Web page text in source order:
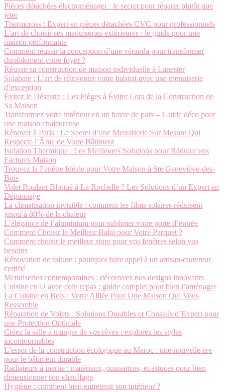
Pièces détachées électroménager : le secret pour réparer plutôt que
jeter
Thermcross : Expert en pièces détachées CVC pour professionnels
L’art de choisir ses menuiseries extérieures : le guide pour une
maison performante
Comment réussir la conception d’une véranda pour transformer
durablement votre foyer ?
Réussir sa construction de maison individuelle à Lanester
Solabaie : L’art de réinventer votre habitat avec une menuiserie
d’exception
Évitez le Désastre : Les Pièges à Éviter Lors de la Construction de
Sa Maison
Transformez votre intérieur en un havre de paix – Guide déco pour
une maison chaleureuse
Rénover à Paris : Le Secret d’une Menuiserie Sur Mesure Qui
Respecte l’Âme de Votre Bâtiment
Isolation Thermique : Les Meilleures Solutions pour Réduire vos
Factures Maison
Trouvez la Fenêtre Idéale pour Votre Maison à Ste Geneviève-des-
Bois
Volet Roulant Bloqué à La Rochelle ? Les Solutions d’un Expert en
Dépannage
La climatisation invisible : comment les films solaires réduisent
jusqu’à 80% de la chaleur
L’élégance de l’aluminium pour sublimer votre porte d’entrée
Comment Choisir le Meilleur Balai pour Votre Parquet ?
Comment choisir le meilleur store pour vos fenêtres selon vos
besoins
Rénovation de toiture : pourquoi faire appel à un artisan-couvreur
certifié
Menuiseries contemporaines : découvrez nos designs innovants
Cuisine en U avec coin repas : guide complet pour bien l’aménager
La Cuisine en Bois : Votre Alliée Pour Une Maison Qui Vous
Ressemble
Réparation de Volets : Solutions Durables et Conseils d’Expert pour
une Protection Optimale
Créez la salle à manger de vos rêves : explorez les styles
incontournables
L’essor de la construction écologique au Maroc : une nouvelle ère
pour le bâtiment durable
Radiateurs à inertie : matériaux, puissances, et astuces pour bien
dimensionner son chauffage
Hygiène : comment bien entretenir son intérieur ?